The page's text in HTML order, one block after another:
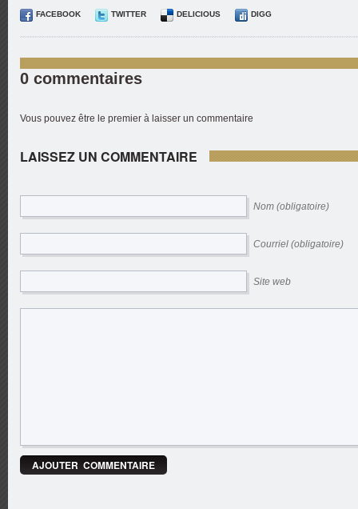
FACEBOOK TWITTER DELICIOUS DIGG
0 commentaires
Vous pouvez être le premier à laisser un commentaire
LAISSEZ UN COMMENTAIRE
Nom (obligatoire)
Courriel (obligatoire)
Site web